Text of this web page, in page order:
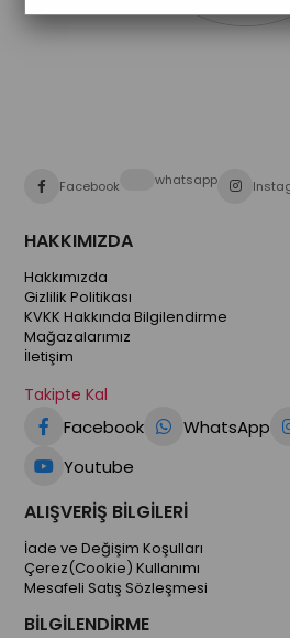
Facebook whatsapp
HAKKIMIZDA
Hakkımızda
Gizlilik Politikası
KVKK Hakkında Bilgilendirme
Mağazalarımız
İletişim
Takipte Kal
Facebook WhatsApp
Youtube
ALIŞVERİŞ BİLGİLERİ
İade ve Değişim Koşulları
Çerez(Cookie) Kullanımı
Mesafeli Satış Sözleşmesi
BİLGİLENDİRME